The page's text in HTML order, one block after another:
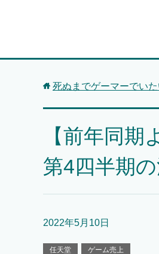
死ぬまでゲーマーでいた
【前年同
第4四半期
2022年5月10日
任天堂 ゲーム売上